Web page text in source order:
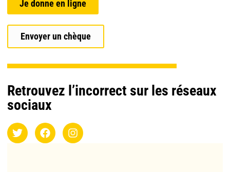
Je donne en ligne
Envoyer un chèque
Retrouvez l’incorrect sur les réseaux
sociaux